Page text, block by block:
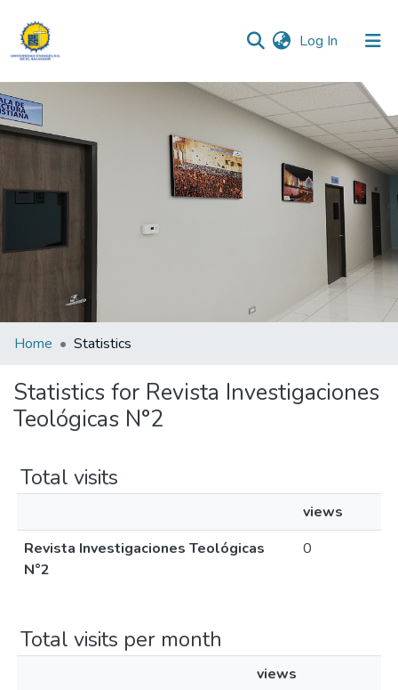
Log In (current)
Communities & Collections
All of DSpace
Home Statistics
Statistics for Revista Investigaciones
Teológicas N°2
Total visits
views
Revista Investigaciones Teológicas
N°2
0
Total visits per month
views